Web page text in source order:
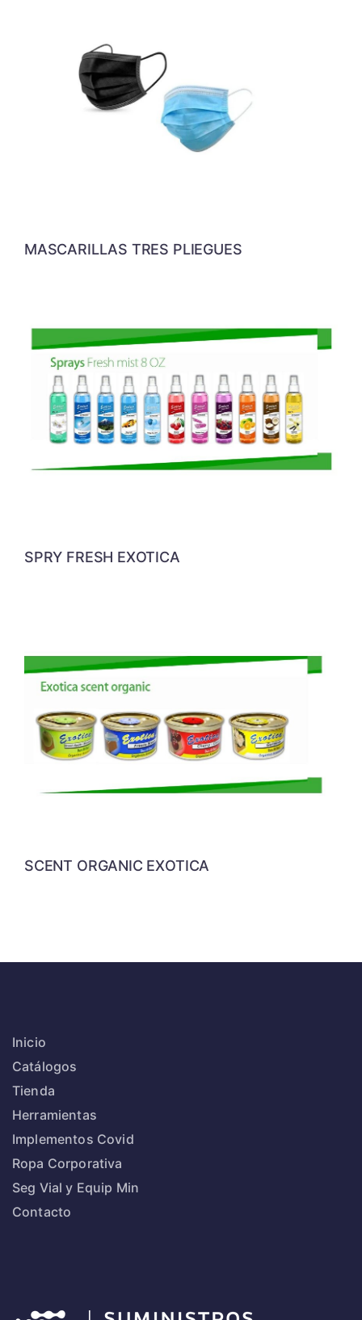
MASCARILLAS TRES PLIEGUES
SPRY FRESH EXOTICA
SCENT ORGANIC EXOTICA
Inicio
Catálogos
Tienda
Herramientas
Implementos Covid
Ropa Corporativa
Seg Vial y Equip Min
Contacto